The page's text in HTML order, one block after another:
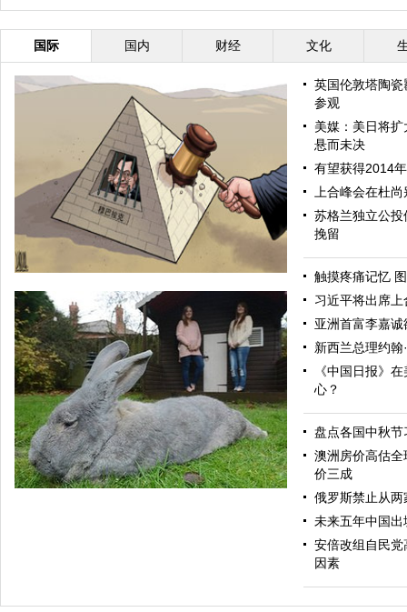
国际 国内 财经 文化
中国日报漫画：解救
英国伦敦塔陶
参观
美媒：美日将
悬而未决
有望获得2014
上合峰会在杜
苏格兰独立公
挽留
触摸疼痛记忆
习近平将出席
亚洲首富李嘉
新西兰总理约翰
《中国日报》
心？
盘点各国中秋节
澳洲房价高估
价三成
俄罗斯禁止从
未来五年中国
安倍改组自民
因素